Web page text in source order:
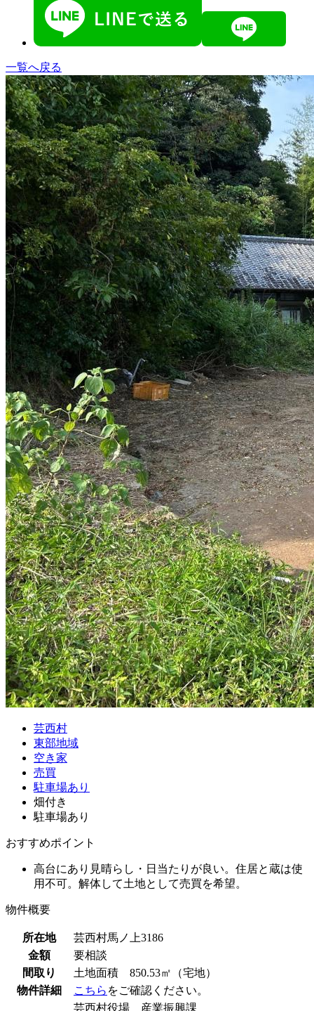
一覧へ戻る
芸西村
東部地域
空き家
売買
駐車場あり
畑付き
駐車場あり
おすすめポイント
高台にあり見晴らし・日当たりが良い。住居と蔵は使
用不可。解体して土地として売買を希望。
物件概要
所在地
芸西村馬ノ上3186
金額
要相談
間取り
土地面積 850.53㎡（宅地）
物件詳細
こちら をご確認ください。
芸西村役場 産業振興課